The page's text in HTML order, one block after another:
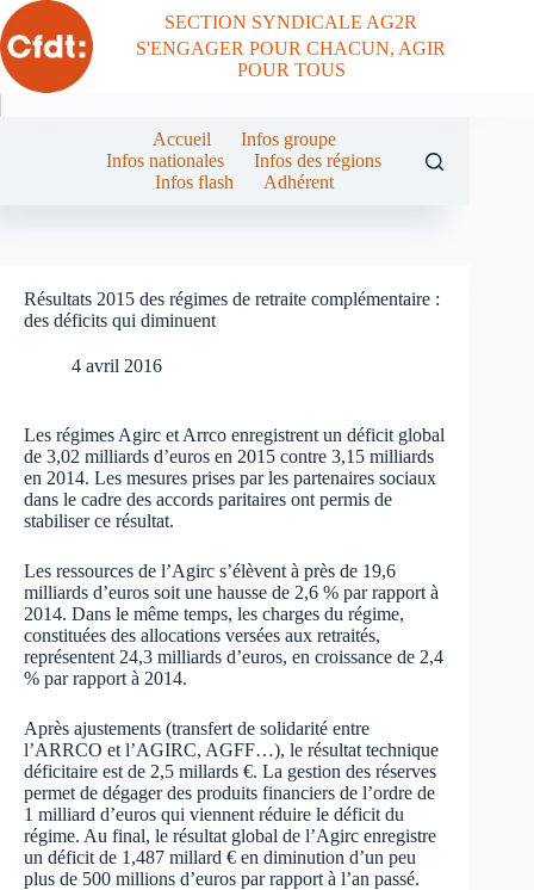
Passer
au
contenu
SECTION SYNDICALE AG2R
S'ENGAGER POUR CHACUN, AGIR
POUR TOUS
Accueil
Infos groupe
Infos nationales
Infos des régions
Infos flash
Adhérent
Résultats 2015 des régimes de retraite complémentaire :
des déficits qui diminuent
4 avril 2016
Les régimes Agirc et Arrco enregistrent un déficit global
de 3,02 milliards d’euros en 2015 contre 3,15 milliards
en 2014. Les mesures prises par les partenaires sociaux
dans le cadre des accords paritaires ont permis de
stabiliser ce résultat.
Les ressources de l’Agirc s’élèvent à près de 19,6
milliards d’euros soit une hausse de 2,6 % par rapport à
2014. Dans le même temps, les charges du régime,
constituées des allocations versées aux retraités,
représentent 24,3 milliards d’euros, en croissance de 2,4
% par rapport à 2014.
Après ajustements (transfert de solidarité entre
l’ARRCO et l’AGIRC, AGFF…), le résultat technique
déficitaire est de 2,5 millards €. La gestion des réserves
permet de dégager des produits financiers de l’ordre de
1 milliard d’euros qui viennent réduire le déficit du
régime. Au final, le résultat global de l’Agirc enregistre
un déficit de 1,487 millard € en diminution d’un peu
plus de 500 millions d’euros par rapport à l’an passé.